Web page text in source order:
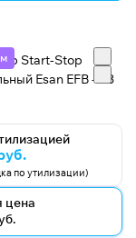
Start-Stop
Esan EFB - 63
по утилизации)
цена